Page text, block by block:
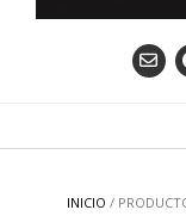
INICIO /